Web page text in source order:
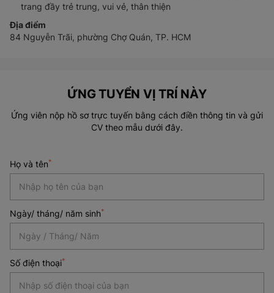
trang đầy trẻ trung, vui vẻ, thân thiện
Địa điểm
84 Nguyễn Trãi, phường Chợ Quán, TP. HCM
ỨNG TUYỂN VỊ TRÍ NÀY
Ứng viên nộp hồ sơ trực tuyến bằng cách điền thông tin và gửi
CV theo mẫu dưới đây.
Họ và tên*
Ngày/ tháng/ năm sinh*
*
Số điện thoại*